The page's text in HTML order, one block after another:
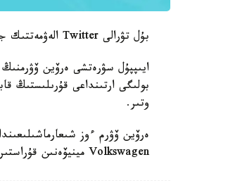
بۇل تۋرالى Twitter الەۋمەتتىك جەلىسىندەگى جەكە پاراقشاسىندا پايدالانۋشى Sham Jaff جازدى.
ايىپپۇل سۋرەتشى ەرۆين
بولىگى ارتىنداعى قۇرىلىستىڭ
وتىر.
ەرۆين ۆۋرم ءوز
Volkswagen مينيۆەنىن قۇراستىرعان جانە «سەمىز» كولىكتەر توپتاماسىنىڭ اۆتورى بولىپ تابىلادى.